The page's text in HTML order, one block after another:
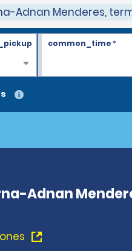
Adnan Menderes,
common_time*
Adnan